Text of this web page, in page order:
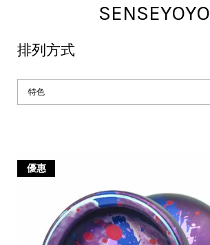
SENSEYOYO
排列方式
優惠